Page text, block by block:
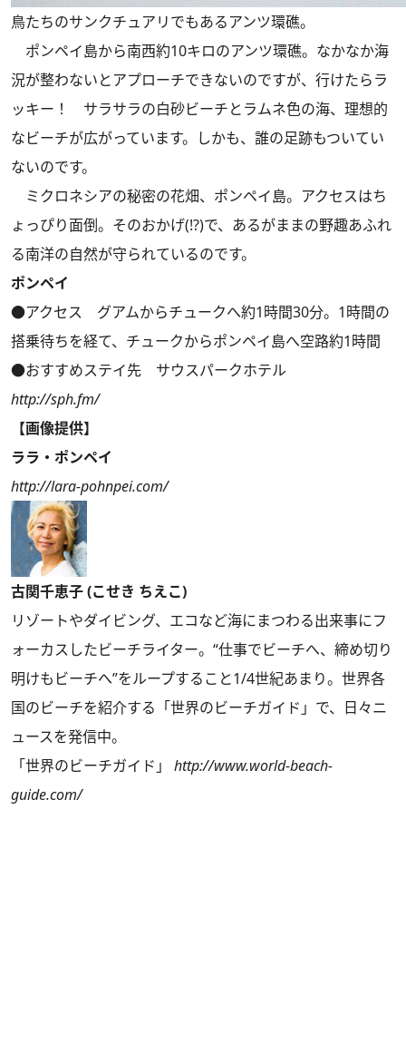
鳥たちのサンクチュアリでもあるアンツ環礁。
ポンペイ島から南西約10キロのアンツ環礁。なかなか海
況が整わないとアプローチできないのですが、行けたらラ
ッキー！ サラサラの白砂ビーチとラムネ色の海、理想的
なビーチが広がっています。しかも、誰の足跡もついてい
ないのです。
ミクロネシアの秘密の花畑、ポンペイ島。アクセスはち
ょっぴり面倒。そのおかげ(!?)で、あるがままの野趣あふれ
る南洋の自然が守られているのです。
ポンペイ
●アクセス グアムからチュークへ約1時間30分。1時間の
搭乗待ちを経て、チュークからポンペイ島へ空路約1時間
●おすすめステイ先 サウスパークホテル
http://sph.fm/
【画像提供】
ララ・ポンペイ
http://lara-pohnpei.com/
古関千恵子 (こせき ちえこ)
リゾートやダイビング、エコなど海にまつわる出来事にフ
ォーカスしたビーチライター。“仕事でビーチへ、締め切り
明けもビーチへ”をループすること1/4世紀あまり。世界各
国のビーチを紹介する「世界のビーチガイド」で、日々ニ
ュースを発信中。
「世界のビーチガイド」 http://www.world-beach-
guide.com/